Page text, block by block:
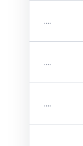
....
....
....